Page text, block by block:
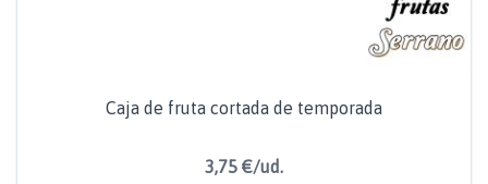
Caja de fruta cortada de temporada
3,75 €/ud.